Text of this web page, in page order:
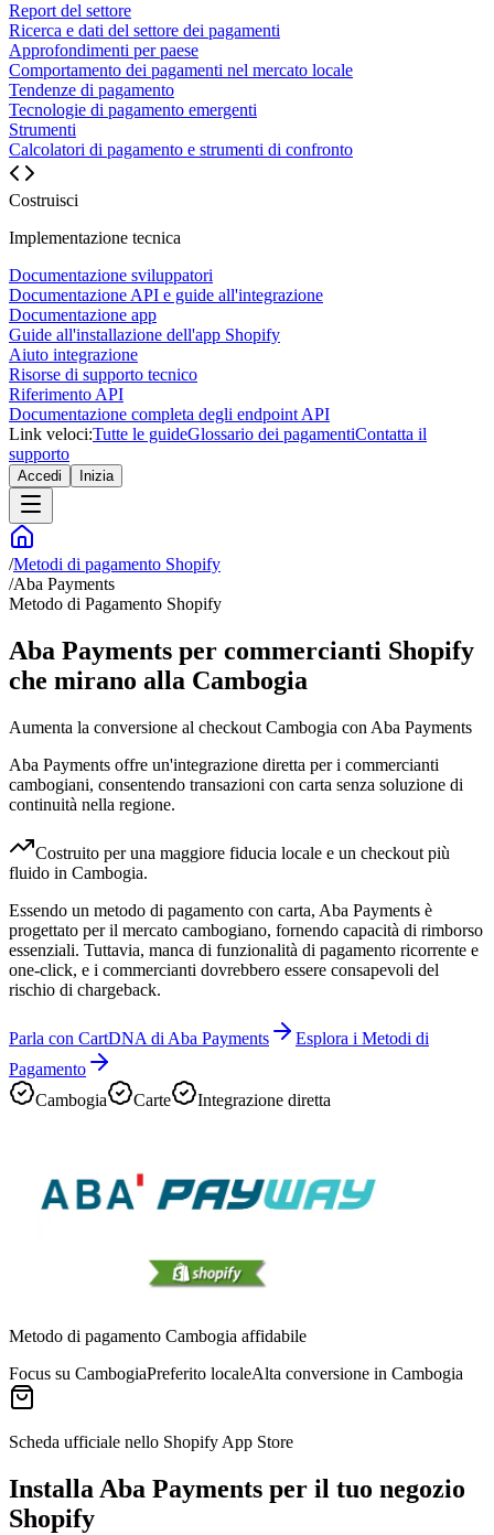
Report del settore
Ricerca e dati del settore dei pagamenti
Approfondimenti per paese
Comportamento dei pagamenti nel mercato locale
Tendenze di pagamento
Tecnologie di pagamento emergenti
Strumenti
Calcolatori di pagamento e strumenti di confronto
Costruisci
Implementazione tecnica
Documentazione sviluppatori
Documentazione API e guide all'integrazione
Documentazione app
Guide all'installazione dell'app Shopify
Aiuto integrazione
Risorse di supporto tecnico
Riferimento API
Documentazione completa degli endpoint API
Link veloci:Tutte le guideGlossario dei pagamentiContatta il
supporto
Accedi Inizia
/Metodi di pagamento Shopify
/Aba Payments
Metodo di Pagamento Shopify
Aba Payments per commercianti Shopify
che mirano alla Cambogia
Aumenta la conversione al checkout Cambogia con Aba Payments
Aba Payments offre un'integrazione diretta per i commercianti
cambogiani, consentendo transazioni con carta senza soluzione di
continuità nella regione.
Costruito per una maggiore fiducia locale e un checkout più
fluido in Cambogia.
Essendo un metodo di pagamento con carta, Aba Payments è
progettato per il mercato cambogiano, fornendo capacità di rimborso
essenziali. Tuttavia, manca di funzionalità di pagamento ricorrente e
one-click, e i commercianti dovrebbero essere consapevoli del
rischio di chargeback.
Parla con CartDNA di Aba Payments
Esplora i Metodi di
Pagamento
Cambogia
Carte Integrazione diretta
Metodo di pagamento Cambogia affidabile
Focus su CambogiaPreferito localeAlta conversione in Cambogia
Scheda ufficiale nello Shopify App Store
Installa Aba Payments per il tuo negozio
Shopify